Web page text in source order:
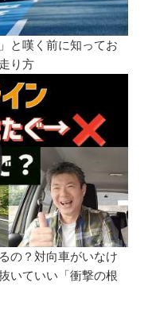
と嘆く前に知ってお
り方
の？対向車がいなけ
いていい「衝撃の根